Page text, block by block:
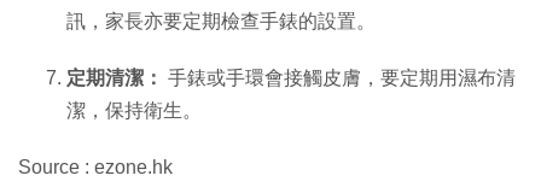
訊，家長亦要定期檢查手錶的設置。
定期清潔： 手錶或手環會接觸皮膚，要定期用濕布清
潔，保持衛生。
Source : ezone.hk